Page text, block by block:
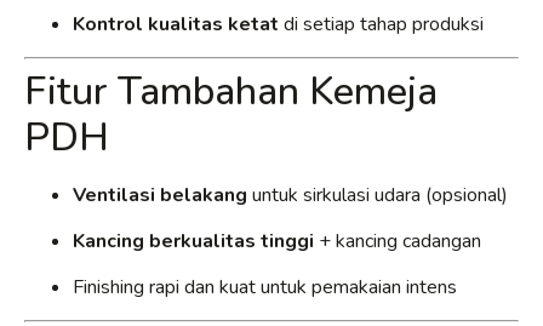
Kontrol kualitas ketat di setiap tahap produksi
Fitur Tambahan Kemeja
PDH
Ventilasi belakang untuk sirkulasi udara (opsional)
Kancing berkualitas tinggi + kancing cadangan
Finishing rapi dan kuat untuk pemakaian intens